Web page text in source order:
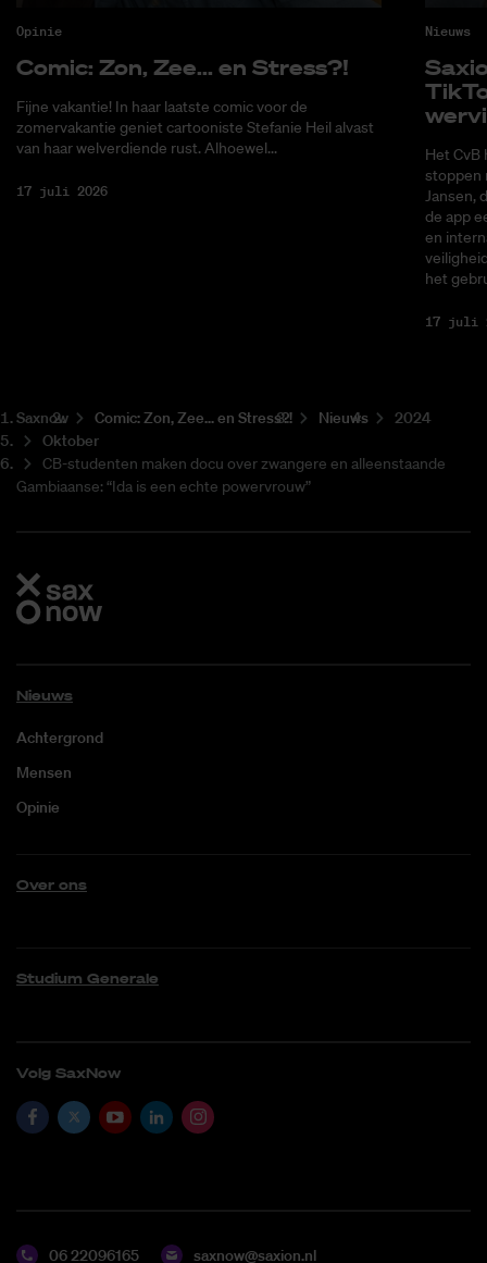
Opinie
Co­mic: Zon, Zee... en Stress?!
Fijne vakantie! In haar laatste comic voor de
zomervakantie geniet cartooniste Stefanie Heil alvast
van haar welverdiende rust. Alhoewel...
17 juli 2026
Nieuws
Het CvB
stoppen
Jansen,
de app
en
het
17 juli
Saxnow Co­mic: Zon, Zee... en Stress?! Nieuws
2024
Oktober
CB-studenten maken docu over zwangere en alleenstaande
Gambiaanse: “Ida is een echte powervrouw”
Nieuws
Achtergrond
Mensen
Opinie
Over ons
Studium Generale
Volg SaxNow
06 22096165 saxnow@saxion.nl